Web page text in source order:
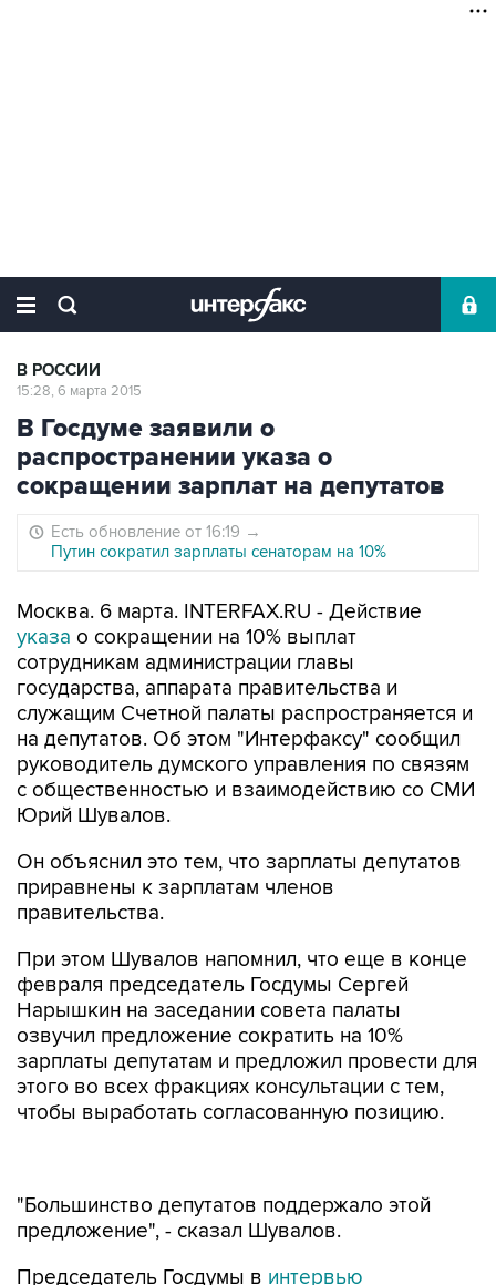
В РОССИИ
15:28, 6 марта 2015
В Госдуме заявили о
распространении указа о
сокращении зарплат на депутатов
Есть обновление от 16:19 →
Путин сократил зарплаты сенаторам на 10%
Москва. 6 марта. INTERFAX.RU - Действие
указа о сокращении на 10% выплат
сотрудникам администрации главы
государства, аппарата правительства и
служащим Счетной палаты распространяется и
на депутатов. Об этом "Интерфаксу" сообщил
руководитель думского управления по связям
с общественностью и взаимодействию со СМИ
Юрий Шувалов.
Он объяснил это тем, что зарплаты депутатов
приравнены к зарплатам членов
правительства.
При этом Шувалов напомнил, что еще в конце
февраля председатель Госдумы Сергей
Нарышкин на заседании совета палаты
озвучил предложение сократить на 10%
зарплаты депутатам и предложил провести для
этого во всех фракциях консультации с тем,
чтобы выработать согласованную позицию.
"Большинство депутатов поддержало этой
предложение", - сказал Шувалов.
Председатель Госдумы в интервью